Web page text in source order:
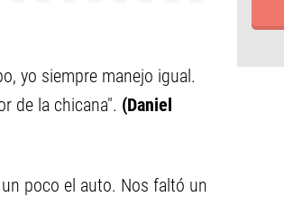
yo siempre manejo igual.
de la chicana". (Daniel
poco el auto. Nos faltó un